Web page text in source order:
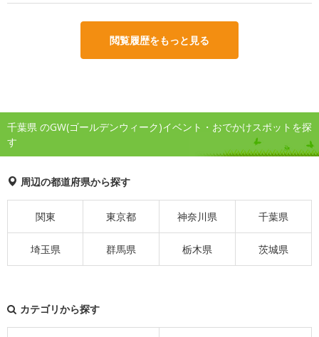
閲覧履歴をもっと見る
千葉県 のGW(ゴールデンウィーク)イベント・おでかけスポットを探
す
周辺の都道府県から探す
関東 東京都 神奈川県 千葉県
埼玉県 群馬県 栃木県 茨城県
カテゴリから探す